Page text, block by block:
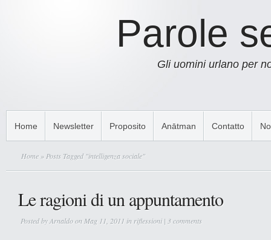
Parole
Gli uomini urlano per
Home Newsletter Proposito Anātman Contatto
Home » Posts Tagged "intelligenza sociale"
Le ragioni di un appuntamento
Posted byArnaldoon Mag 11, 2011 in riflessioni | 3 comments